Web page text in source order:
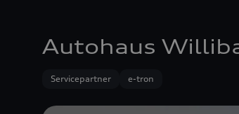
Autohaus
Servicepartner e-tron